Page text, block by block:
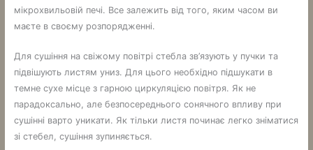
мікрохвильовій печі. Все залежить від того, яким часом ви
маєте в своєму розпорядженні.
Для сушіння на свіжому повітрі стебла зв’язують у пучки та
підвішують листям униз. Для цього необхідно підшукати в
темне сухе місце з гарною циркуляцією повітря. Як не
парадоксально, але безпосереднього сонячного впливу при
сушінні варто уникати. Як тільки листя починає легко зніматися
зі стебел, сушіння зупиняється.